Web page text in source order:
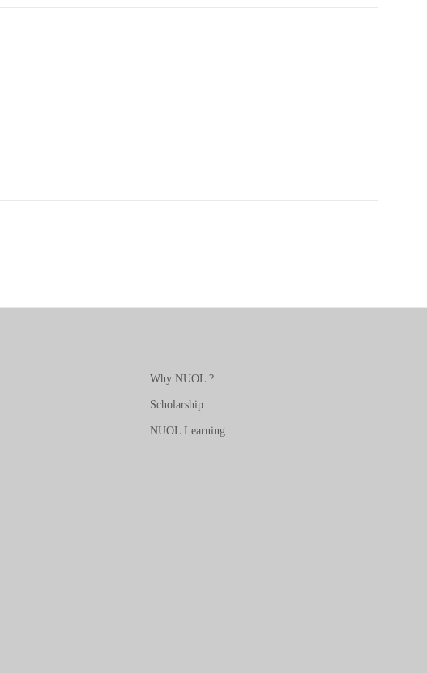
Why NUOL ?
Scholarship
NUOL Learning